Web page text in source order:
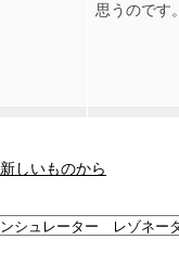
思うのです。
新しいものから